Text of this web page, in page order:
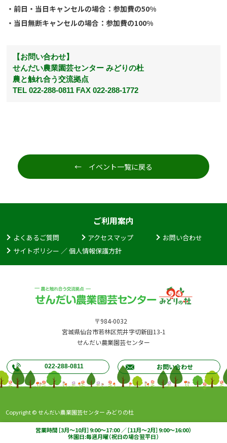
営業時間［3月～10月］9:00～17:00 ／［11月～2月］9:00～16:00）
休園日:毎週月曜（祝日の場合翌平日）
・前日・当日キャンセルの場合：参加費の50%
・当日無断キャンセルの場合：参加費の100%
【お問い合わせ】
せんだい農業園芸センター みどりの杜
農と触れ合う交流拠点
TEL 022-288-0811 FAX 022-288-1772
← イベント一覧に戻る
ご利用案内
よくあるご質問 アクセスマップ
お問い合わせ
サイトポリシー ／ 個人情報保護方針
〒984-0032
宮城県仙台市若林区荒井字切新田13-1
せんだい農業園芸センター
022-288-0811 お問い合わせ
Copyright © せんだい農業園芸センター みどりの杜